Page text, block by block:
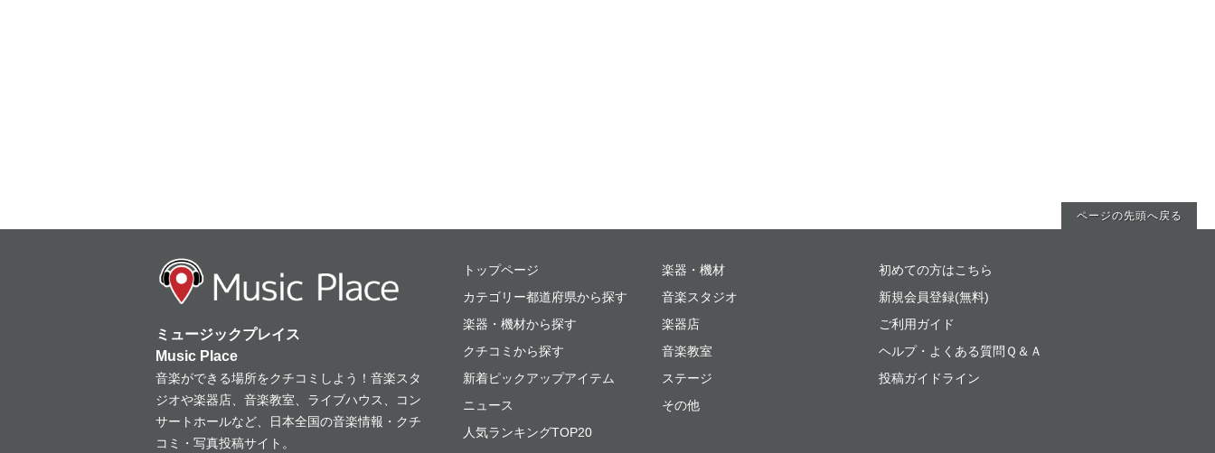
ページの先頭へ戻る
ミュージックプレイス
ミュージックプレイス
Music Place
音楽ができる場所をクチコミしよう！音楽スタ
ジオや楽器店、音楽教室、ライブハウス、コン
サートホールなど、日本全国の音楽情報・クチ
コミ・写真投稿サイト。
トップページ
カテゴリー都道府県から探す
楽器・機材から探す
クチコミから探す
新着ピックアップアイテム
ニュース
人気ランキングTOP20
楽器・機材
音楽スタジオ
楽器店
音楽教室
ステージ
その他
初めての方はこちら
新規会員登録(無料)
ご利用ガイド
ヘルプ・よくある質問Ｑ＆Ａ
投稿ガイドライン